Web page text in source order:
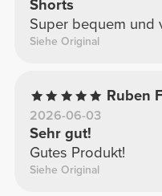
Shorts
Super bequem und
Siehe Original
Ruben
2026-06-03
Sehr gut!
Gutes Produkt!
Siehe Original